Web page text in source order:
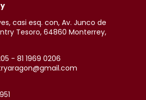
casi esq. con, Av. Junco de
Tesoro, 64860 Monterrey,
- 81 1969 0206